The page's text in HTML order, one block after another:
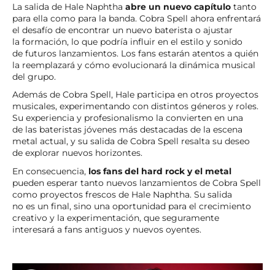
La salida de Hale Naphtha abre un nuevo capítulo tanto
para ella como para la banda. Cobra Spell ahora enfrentará
el desafío de encontrar un nuevo baterista o ajustar
la formación, lo que podría influir en el estilo y sonido
de futuros lanzamientos. Los fans estarán atentos a quién
la reemplazará y cómo evolucionará la dinámica musical
del grupo.
Además de Cobra Spell, Hale participa en otros proyectos
musicales, experimentando con distintos géneros y roles.
Su experiencia y profesionalismo la convierten en una
de las bateristas jóvenes más destacadas de la escena
metal actual, y su salida de Cobra Spell resalta su deseo
de explorar nuevos horizontes.
En consecuencia, los fans del hard rock y el metal
pueden esperar tanto nuevos lanzamientos de Cobra Spell
como proyectos frescos de Hale Naphtha. Su salida
no es un final, sino una oportunidad para el crecimiento
creativo y la experimentación, que seguramente
interesará a fans antiguos y nuevos oyentes.